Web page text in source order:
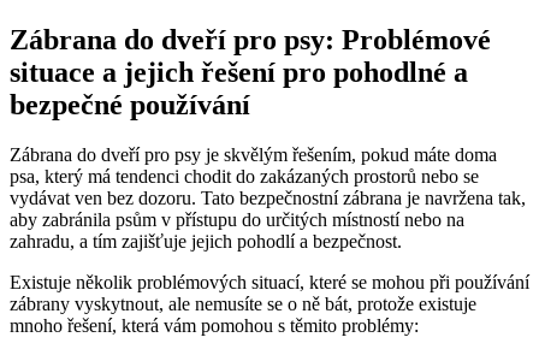
Zábrana⁤ do ⁢dveří pro psy: Problémové‌
situace a jejich řešení pro pohodlné a
bezpečné používání
Zábrana do dveří pro psy je skvělým řešením, pokud máte doma
psa, který​ má tendenci chodit do ‍zakázaných prostorů nebo ​se
vydávat ven ​bez dozoru. Tato bezpečnostní zábrana je navržena tak,
aby⁢ zabránila psům v přístupu⁢ do určitých místností nebo na
zahradu, a tím ​zajišťuje ‍jejich pohodlí a‌ bezpečnost.
Existuje‍ několik⁤ problémových situací, které ⁤se mohou při používání
zábrany vyskytnout, ale ⁤nemusíte se ⁤o ně ​bát,⁤ protože existuje
mnoho​ řešení, která vám pomohou‌ s těmito problémy: